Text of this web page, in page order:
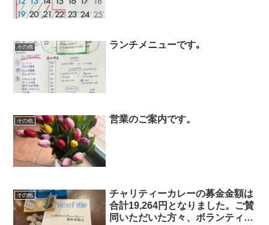
その他 ランチメニューです｡
その他 営業のご案内です。
その他
チャリティーカレーの募金金額は
合計19,264円となりました。ご賛
同いただいた方々、ボランティア